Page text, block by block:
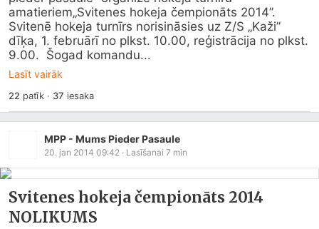
amatieriem„Svitenes hokeja čempionāts 2014”.
Svitenē hokeja turnīrs norisināsies uz Z/S „Kaži”
dīķa, 1. februārī no plkst. 10.00, reģistrācija no plkst.
9.00.  Šogad komandu...
Lasīt vairāk
22 patīk · 37 iesaka
MPP - Mums Pieder Pasaule
20. jan 2014 09:42 · Lasīšanai 7 min
Svitenes hokeja čempionāts 2014
NOLIKUMS